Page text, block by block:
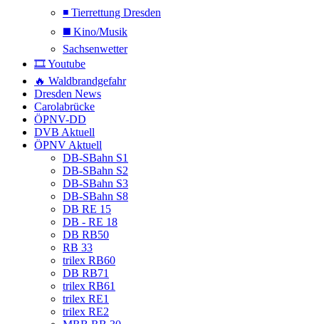
◾ Tierrettung Dresden
◼️ Kino/Musik
Sachsenwetter
🎞️ Youtube
🔥 Waldbrandgefahr
Dresden News
Carolabrücke
ÖPNV-DD
DVB Aktuell
ÖPNV Aktuell
DB-SBahn S1
DB-SBahn S2
DB-SBahn S3
DB-SBahn S8
DB RE 15
DB - RE 18
DB RB50
RB 33
trilex RB60
DB RB71
trilex RB61
trilex RE1
trilex RE2